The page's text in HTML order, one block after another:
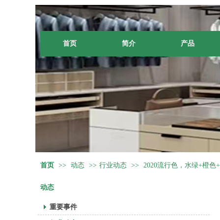
首页 简介 产品
首页 >> 动态 >> 行业动态 >> 2020流行色，水绿+橙色
动态
重要事件